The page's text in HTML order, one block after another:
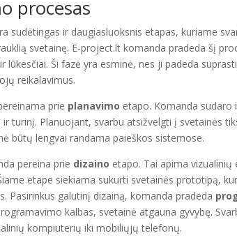
procesas
sudėtingas ir daugiasluoksnis etapas, kuriame
svetainę. E-project.lt komanda pradeda šį
lūkesčiai. Ši fazė yra esminė, nes ji padeda
reikalavimus.
prie planavimo etapo. Komanda sudaro
turinį. Planuojant, svarbu atsižvelgti į svetainės
būtų lengvai randama paieškos sistemose.
pereina prie dizaino etapo. Tai apima
etape siekiama sukurti svetainės prototipą,
Pasirinkus galutinį dizainą, komanda pradeda
kalbas, svetainė atgauna gyvybę.
kompiuterių iki mobiliųjų telefonų.